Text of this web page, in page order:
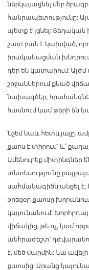
ներկայացնել մեր
հանրապետությունը:
պետք է լցնել: Տեղական
շատ բան է կախված,
իրականացման
դեր են կատարում:
շրջաններում քնած
նախագծեր,
հասնում կամ թերի են
Նշեմ նաև հետևյալը.
քաոս է տիրում՝ և՛
Ամենուրեք միտինգներ
տնտեսությունը
սահմանագիծն անցել է,
օրեցօր քաոսը
կայունանում:
վիճակից, թե ոչ, կամ
անհրաժեշտ՝
է, մեծ մարմին: Նա
քաոսից: Առանց